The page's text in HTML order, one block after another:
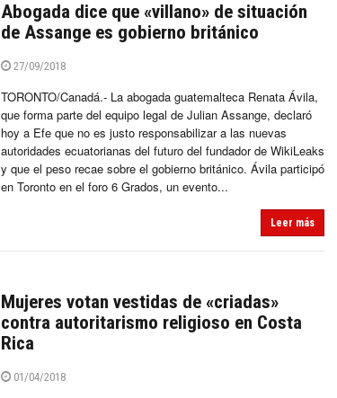
Abogada dice que «villano» de situación
de Assange es gobierno británico
27/09/2018
TORONTO/Canadá.- La abogada guatemalteca Renata Ávila,
que forma parte del equipo legal de Julian Assange, declaró
hoy a Efe que no es justo responsabilizar a las nuevas
autoridades ecuatorianas del futuro del fundador de WikiLeaks
y que el peso recae sobre el gobierno británico. Ávila participó
en Toronto en el foro 6 Grados, un evento...
Leer más
Mujeres votan vestidas de «criadas»
contra autoritarismo religioso en Costa
Rica
01/04/2018